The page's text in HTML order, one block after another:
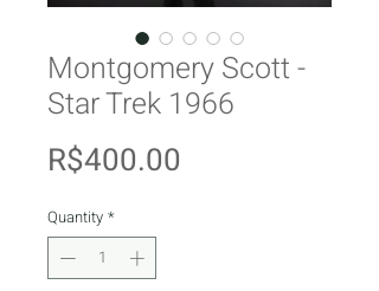
Montgomery Scott -
Star Trek 1966
R$400.00
Quantity *